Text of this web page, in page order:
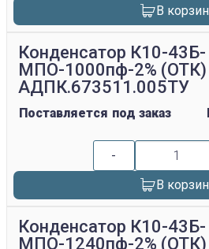
В
Конденсатор К10-43Б-
МПО-1000пф-2% (ОТК)
АДПК.673511.005ТУ
Поставляется под заказ
-
В
Конденсатор К10-43Б-
МПО-1240пф-2% (ОТК)